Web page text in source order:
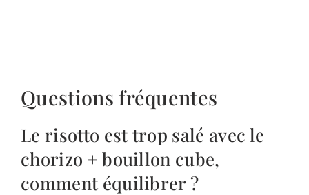
Questions fréquentes
Le risotto est trop salé avec le
chorizo + bouillon cube,
comment équilibrer ?